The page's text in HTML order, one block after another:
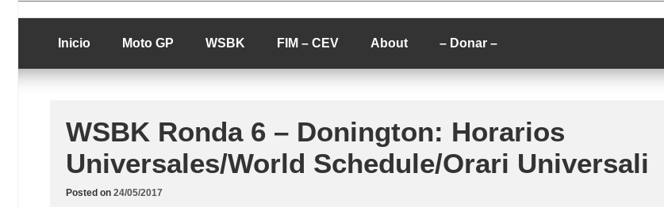
to
contentLucio Lopez GP
luciolopezgp
Inicio Moto GP WSBK FIM – CEV About – Donar –
WSBK Ronda 6 – Donington: Horarios
Universales/World Schedule/Orari Universali
Posted on 24/05/2017